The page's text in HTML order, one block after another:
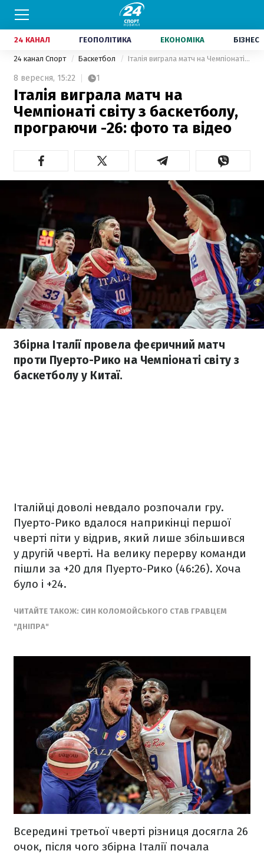
24 КАНАЛ ГЕОПОЛІТИКА ЕКОНОМІКА БІЗНЕС
24 канал Спорт Баскетбол Італія виграла матч на Чемпіонаті світу з баскетболу, програючи -26: фото та відео
8 вересня, 15:22 1
Італія виграла матч на
Чемпіонаті світу з баскетболу,
програючи -26: фото та відео
Збірна Італії провела феєричний матч
проти Пуерто-Рико на Чемпіонаті світу з
баскетболу у Китаї.
Італійці доволі невдало розпочали гру.
Пуерто-Рико вдалося наприкінці першої
чверті піти у відрив, який лише збільшився
у другій чверті. На велику перерву команди
пішли за +20 для Пуерто-Рико (46:26). Хоча
було і +24.
ЧИТАЙТЕ ТАКОЖ: СИН КОЛОМОЙСЬКОГО СТАВ ГРАВЦЕМ
"ДНІПРА"
Всередині третьої чверті різниця досягла 26
очок, після чого збірна Італії почала